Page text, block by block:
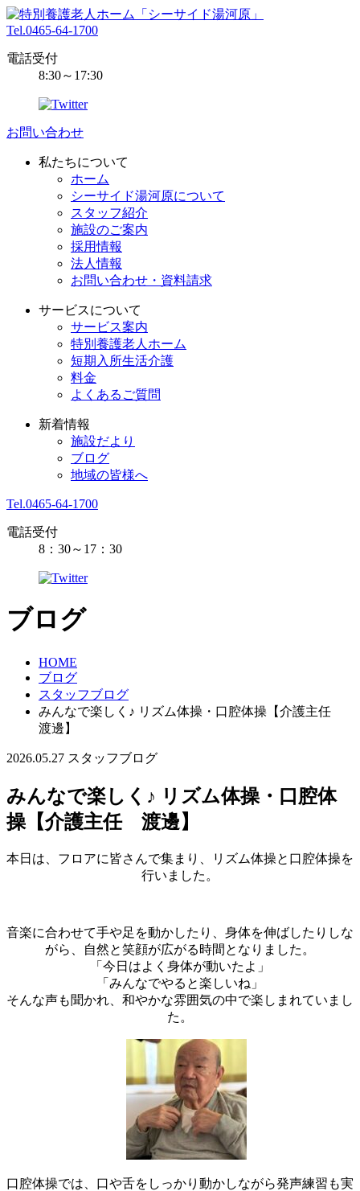
Tel.0465-64-1700
電話受付
8:30～17:30
お問い合わせ
私たちについて
ホーム
シーサイド湯河原について
スタッフ紹介
施設のご案内
採用情報
法人情報
お問い合わせ・資料請求
サービスについて
サービス案内
特別養護老人ホーム
短期入所生活介護
料金
よくあるご質問
新着情報
施設だより
ブログ
地域の皆様へ
Tel.0465-64-1700
電話受付
8：30～17：30
ブログ
HOME
ブログ
スタッフブログ
みんなで楽しく♪ リズム体操・口腔体操【介護主任
渡邊】
2026.05.27 スタッフブログ
みんなで楽しく♪ リズム体操・口腔体
操【介護主任 渡邊】
本日は、フロアに皆さんで集まり、リズム体操と口腔体操を
行いました。
音楽に合わせて手や足を動かしたり、身体を伸ばしたりしな
がら、自然と笑顔が広がる時間となりました。
「今日はよく身体が動いたよ」
「みんなでやると楽しいね」
そんな声も聞かれ、和やかな雰囲気の中で楽しまれていまし
た。
口腔体操では、口や舌をしっかり動かしながら発声練習も実